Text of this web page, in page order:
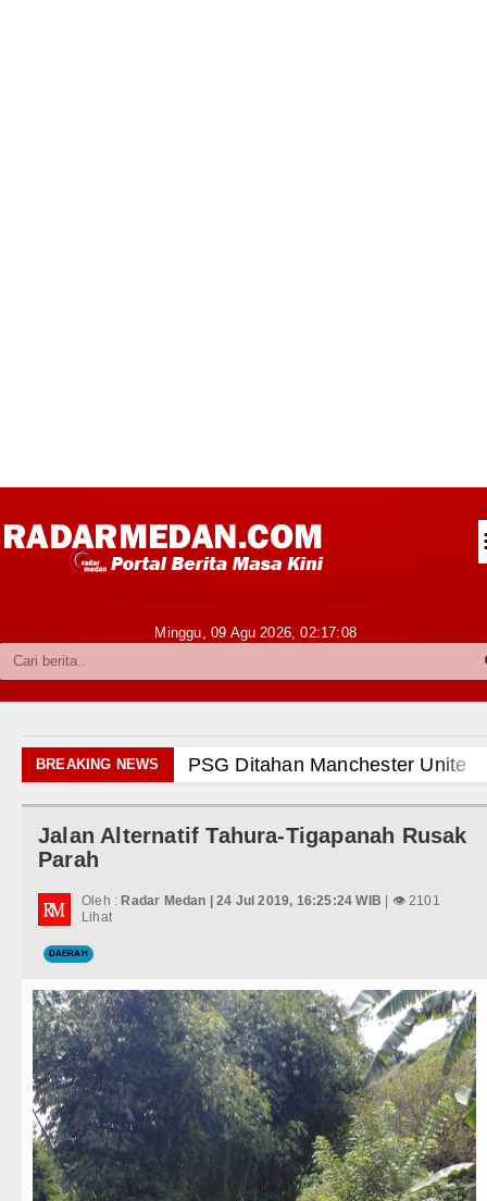
Kabupaten Karo
Politik
Olahraga
Internasional
Wisata
TIPS dan TRIK
+ Lainnya
Minggu, 09 Agu 2026,02:17:09
BREAKING NEWS
PSG Ditahan Manchester United Main
Chelsea Gilas AC Milan di Laga
Ketua GRIB Jaya Labuhanbatu Gelar
Gubernur Bobby Nasution Minta Kepala
Rico Waas : Kemerdekaan Harus Dirasakan
Kurang dari 6 Jam, Polsek Kotarih Ringkus
Liverpool vs Monaco Laga Persahabatan di
Manchester City vs Atletico Madrid
Emma Raducanu Absen di Grand Slam
Juventus Dikalahkan Inter Milan di Laga
Jalan Alternatif Tahura-Tigapanah Rusak
Parah
Oleh : Radar Medan | 24 Jul 2019, 16:25:24 WIB | 👁 2101
Lihat
DAERAH